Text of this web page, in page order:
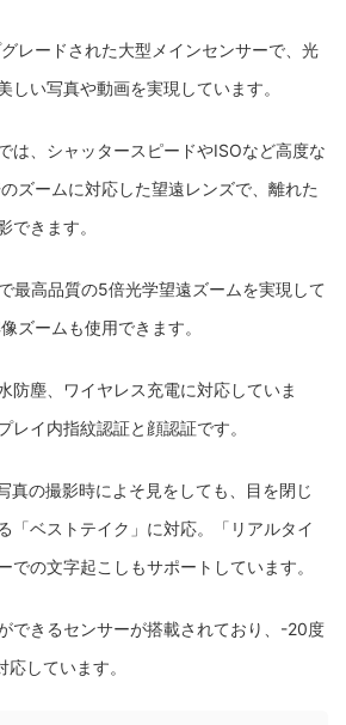
レードされた大型メインセンサーで、光
しい写真や動画を実現しています。
は、シャッタースピードやISOなど高度な
ズームに対応した望遠レンズで、離れた
できます。
最高品質の5倍光学望遠ズームを実現して
ズームも使用できます。
防塵、ワイヤレス充電に対応していま
レイ内指紋認証と顔認証です。
真の撮影時によそ見をしても、目を閉じ
「ベストテイク」に対応。「リアルタイ
での文字起こしもサポートしています。
できるセンサーが搭載されており、-20度
しています。